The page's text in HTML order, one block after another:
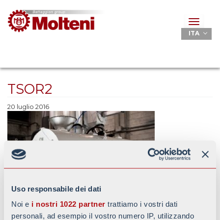
Uso responsabile dei dati
Noi e i nostri 1022 partner trattiamo i vostri dati
personali, ad esempio il vostro numero IP, utilizzando
Toggle
ITA
TSOR2
20 luglio 2016